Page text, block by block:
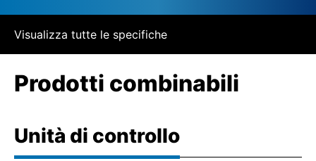
Visualizza tutte le specifiche
Prodotti combinabili
Unità di controllo